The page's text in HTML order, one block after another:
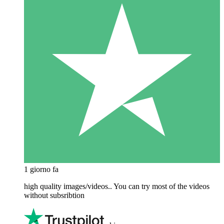
1 giorno fa
high quality images/videos.. You can try most of the videos
without subsribtion